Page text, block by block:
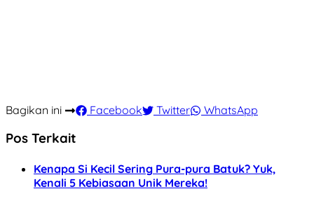
Bagikan ini Facebook Twitter WhatsApp
Pos Terkait
Kenapa Si Kecil Sering Pura-pura Batuk? Yuk,
Kenali 5 Kebiasaan Unik Mereka!